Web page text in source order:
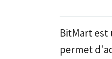
BitMart est
permet